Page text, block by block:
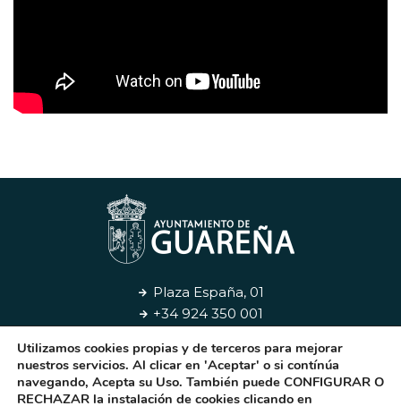
Plaza España, 01
+34 924 350 001
Aviso Legal Privacidad Cookies Contacto
Utilizamos cookies propias y de terceros para mejorar
nuestros servicios. Al clicar en 'Aceptar' o si contínúa
navegando, Acepta su Uso. También puede CONFIGURAR O
RECHAZAR la instalación de cookies clicando en